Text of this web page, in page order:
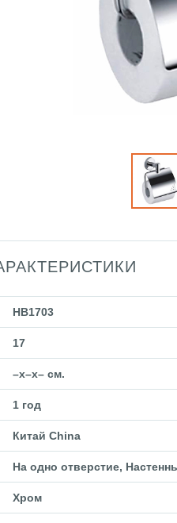
HB1703
17
–x–x– см.
1 год
Китай China
На одно отверстие,
Хром